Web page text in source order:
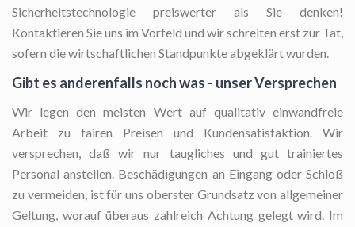
Sicherheitstechnologie preiswerter als Sie denken!
Kontaktieren Sie uns im Vorfeld und wir schreiten erst zur Tat,
sofern die wirtschaftlichen Standpunkte abgeklärt wurden.
Gibt es anderenfalls noch was - unser Versprechen
Wir legen den meisten Wert auf qualitativ einwandfreie
Arbeit zu fairen Preisen und Kundensatisfaktion. Wir
versprechen, daß wir nur taugliches und gut trainiertes
Personal anstellen. Beschädigungen an Eingang oder Schloß
zu vermeiden, ist für uns oberster Grundsatz von allgemeiner
Geltung, worauf überaus zahlreich Achtung gelegt wird. Im